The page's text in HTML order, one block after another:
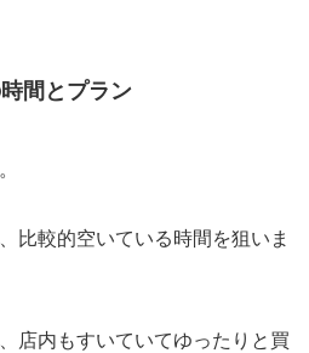
間とプラン
比較的空いている時間を狙いま
店内もすいていてゆったりと買